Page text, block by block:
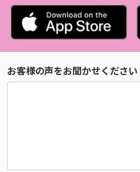
お客様の声をお聞かせください